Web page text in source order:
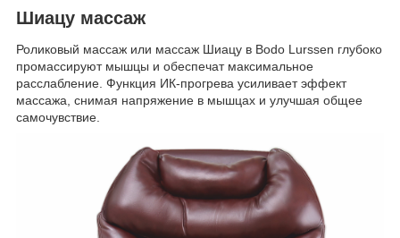
Шиацу массаж
Роликовый массаж или массаж Шиацу в Bodo Lurssen глубоко
промассируют мышцы и обеспечат максимальное
расслабление. Функция ИК-прогрева усиливает эффект
массажа, снимая напряжение в мышцах и улучшая общее
самочувствие.